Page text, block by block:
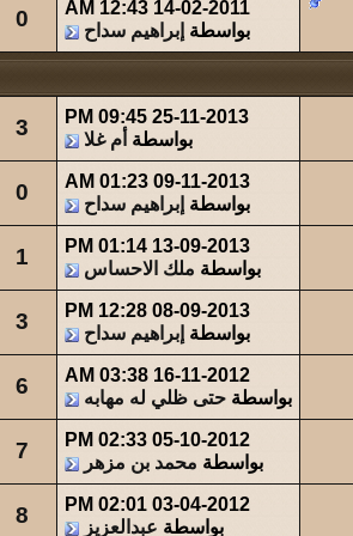
آخر رد:والله حالة ...
آخر رد:عبدالله بن مفرح
14-02-2011
12:43 AM
بواسطة إبراهيم سداح 0
25-11-2013
09:45 PM
بواسطة أم غلا 3
09-11-2013
01:23 AM
بواسطة إبراهيم سداح 0
13-09-2013
01:14 PM
بواسطة ملك الاحساس 1
08-09-2013
12:28 PM
بواسطة إبراهيم سداح 3
16-11-2012
03:38 AM
بواسطةحتى ظلي له مهابه 6
05-10-2012
02:33 PM
بواسطة محمد بن مزهر 7
03-04-2012
02:01 PM
بواسطة عبدالعزيز 8